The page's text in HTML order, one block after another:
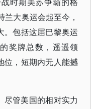
大奥运会起至今，
。包括这届巴黎奥运
奖牌总数，遥遥领
位，短期内无人能撼
尽管美国的相对实力